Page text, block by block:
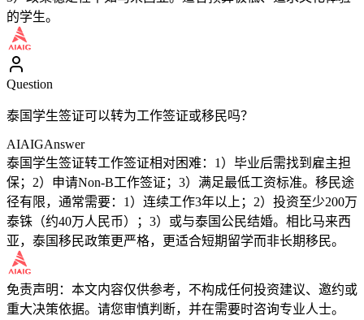
的学生。
Question
泰国学生签证可以转为工作签证或移民吗？
AIAIGAnswer
泰国学生签证转工作签证相对困难：1）毕业后需找到雇主担
保；2）申请Non-B工作签证；3）满足最低工资标准。移民途
径有限，通常需要：1）连续工作3年以上；2）投资至少200万
泰铢（约40万人民币）；3）或与泰国公民结婚。相比马来西
亚，泰国移民政策更严格，更适合短期留学而非长期移民。
免责声明：本文内容仅供参考，不构成任何投资建议、邀约或
重大决策依据。请您审慎判断，并在需要时咨询专业人士。